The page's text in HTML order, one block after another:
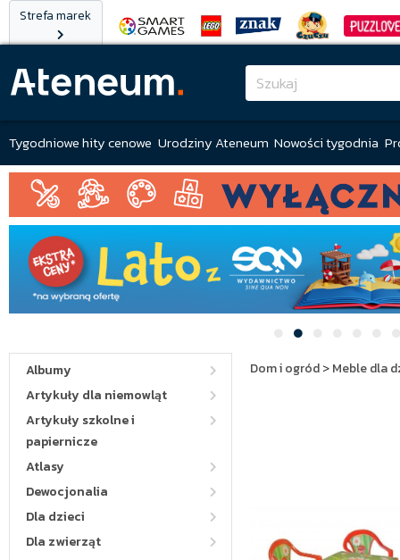
Strefa marek
Tygodniowe hity cenowe Urodziny Ateneum Nowości tygodnia
Albumy
Artykuły dla niemowląt
Artykuły szkolne i
papiernicze
Atlasy
Dewocjonalia
Dla dzieci
Dla zwierząt
Dom i ogród>Meble dla